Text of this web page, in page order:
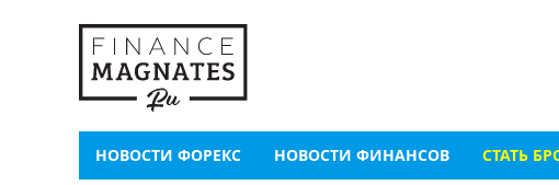
НОВОСТИ ФОРЕКС НОВОСТИ ФИНАНСОВ СТАТЬ